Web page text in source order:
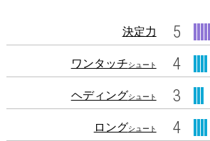
決定力 5
ワンタッチシュート 4
ヘディングシュート 3
ロングシュート 4